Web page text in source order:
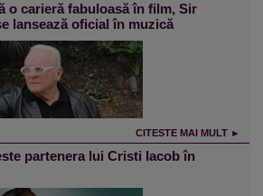
o carieră fabuloasă în film, Sir
lansează oficial în muzică
CITESTE MAI MULT ►
partenera lui Cristi Iacob în